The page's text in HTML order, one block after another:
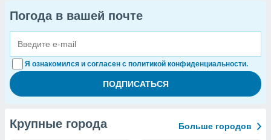
Погода в вашей почте
Я ознакомился и согласен с политикой конфиденциальности.
Крупные города Больше городов